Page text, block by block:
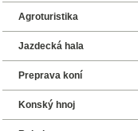
Agroturistika
Jazdecká hala
Preprava koní
Konský hnoj